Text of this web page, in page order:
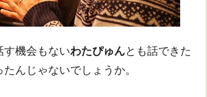
す機会もないわたぴゅんとも話できた
んじゃないでしょうか。